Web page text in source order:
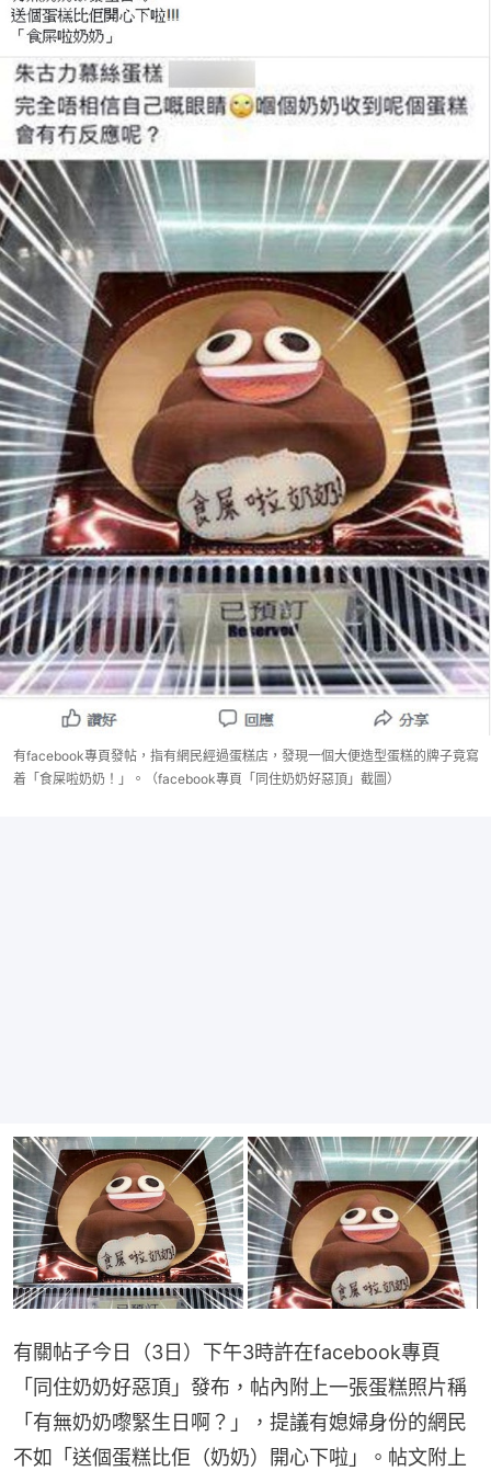
有facebook專頁發帖，指有網民經過蛋糕店，發現一個大便造型蛋糕的牌子竟寫
着「食屎啦奶奶！」。（facebook專頁「同住奶奶好惡頂」截圖）
有關帖子今日（3日）下午3時許在facebook專頁
「同住奶奶好惡頂」發布，帖內附上一張蛋糕照片稱
「有無奶奶嚟緊生日啊？」，提議有媳婦身份的網民
不如「送個蛋糕比佢（奶奶）開心下啦」。帖文附上